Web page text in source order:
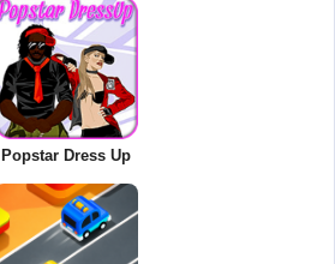
Popstar Dress Up